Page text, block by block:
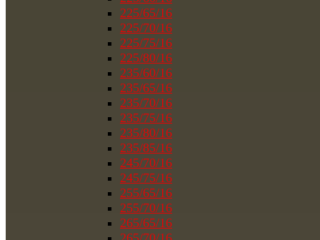
225/65/16
225/70/16
225/75/16
225/80/16
235/60/16
235/65/16
235/70/16
235/75/16
235/80/16
235/85/16
245/70/16
245/75/16
255/65/16
255/70/16
265/65/16